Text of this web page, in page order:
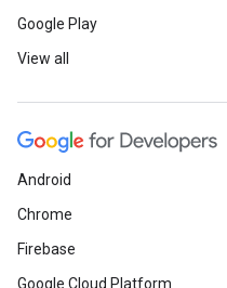
Google Play
View all
Android
Chrome
Firebase
Google Cloud Platform